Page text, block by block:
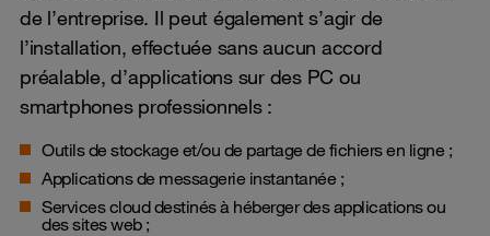
de l’entreprise. Il peut également s’agir de
l’installation, effectuée sans aucun accord
préalable, d’applications sur des PC ou
smartphones professionnels :
Outils de stockage et/ou de partage de fichiers en ligne ;
Applications de messagerie instantanée ;
Services cloud destinés à héberger des applications ou
des sites web ;